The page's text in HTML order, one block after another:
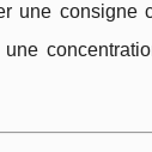
une consigne